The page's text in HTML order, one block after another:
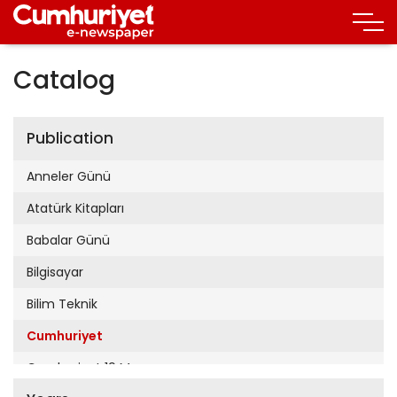
Catalog
Publication
Anneler Günü
Atatürk Kitapları
Babalar Günü
Bilgisayar
Bilim Teknik
Cumhuriyet
Cumhuriyet 19 Mayıs